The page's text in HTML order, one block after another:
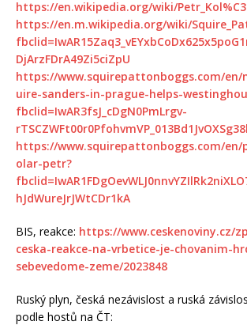
https://en.wikipedia.org/wiki/
https://en.m.wikipedia.org/wiki/
DjArzFDrA49Zi5ciZpU
https://www.squirepattonboggs.com/en/
uire-sanders-in-prague-helps-
fbclid=IwAR3fsJ_cDgN0PmLrgv-
https://www.squirepattonboggs.com/en/
olar-petr?
hJdWureJrJWtCDr1kA
BIS, reakce: https://www.ceskenoviny.cz/
ceska-reakce-na-vrbetice-je-chovanim-
sebevedome-zeme/2023848
Ruský plyn, česká nezávislost a ruská
podle hostů na ČT: